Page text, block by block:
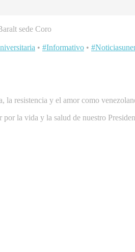
sede Coro
• #Informativo •
la resistencia y el amor como
la vida y la salud de nuestro